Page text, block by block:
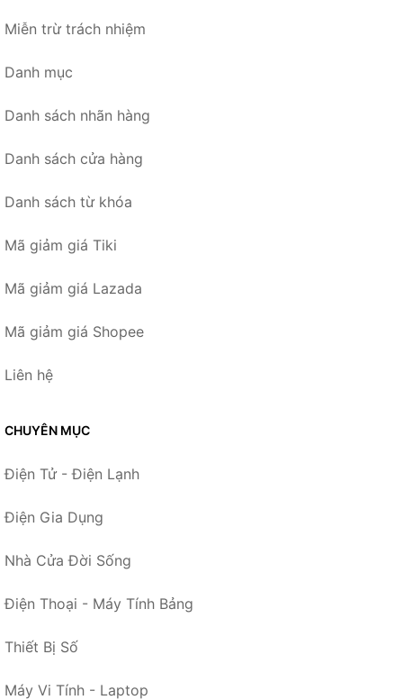
Miễn trừ trách nhiệm
Danh mục
Danh sách nhãn hàng
Danh sách cửa hàng
Danh sách từ khóa
Mã giảm giá Tiki
Mã giảm giá Lazada
Mã giảm giá Shopee
Liên hệ
CHUYÊN MỤC
Điện Tử - Điện Lạnh
Điện Gia Dụng
Nhà Cửa Đời Sống
Điện Thoại - Máy Tính Bảng
Thiết Bị Số
Máy Vi Tính - Laptop